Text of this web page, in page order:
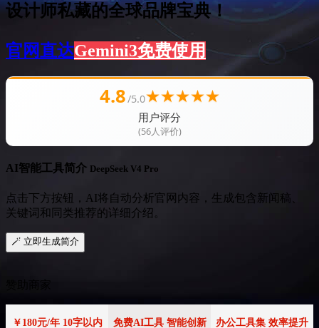
设计师私藏的全球品牌宝典！
官网直达Gemini3免费使用
4.8/5.0★★★★★
用户评分
(56人评价)
AI智能工具简介 DeepSeek V4 Pro
点击下方按钮，AI将自动分析官网内容，生成包含新闻稿、
关键词和同类推荐的详细介绍。
🪄 立即生成简介
￥180元/年 10字以内 免费AI工具 智能创新 办公工具集 效率提升